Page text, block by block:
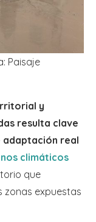
Paisaje
y
resulta clave
adaptación real
climáticos
que
zonas expuestas